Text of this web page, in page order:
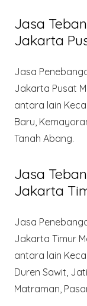
Jasa
Jakarta
Jasa
Jakarta Pusat
antara lain
Baru,
Tanah Abang.
Jasa
Jakarta
Jasa
Jakarta Timur
antara lain
Duren Sawit,
Matraman,